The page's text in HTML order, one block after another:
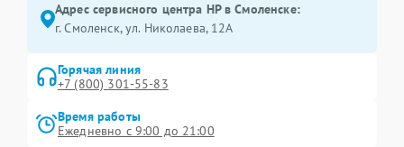
Адрес сервисного центра HP в Смоленске:
г. Смоленск, ул. Николаева, 12А
Горячая линия
+7 (800) 301-55-83
Время работы
Ежедневно с 9:00 до 21:00